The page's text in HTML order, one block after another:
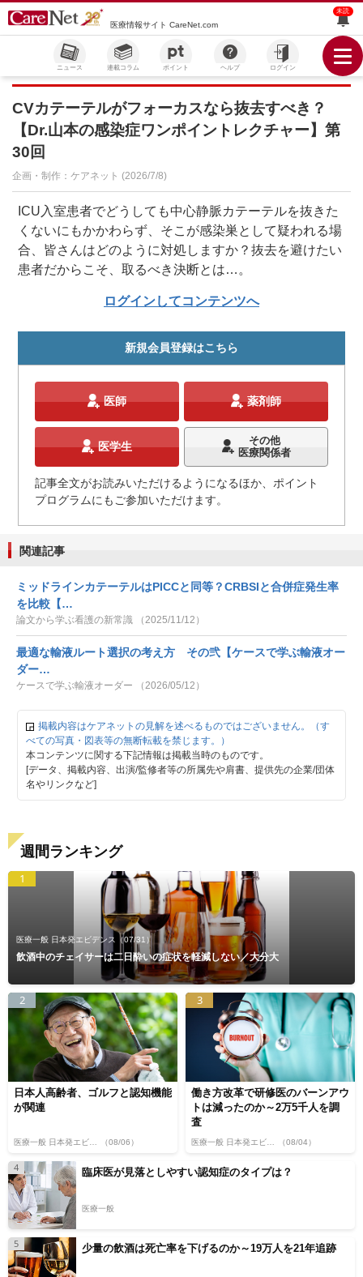
医療情報サイト CareNet.com
未読
ニュース 連載コラム ポイント ヘルプ ログイン
CVカテーテルがフォーカスなら抜去すべき？
【Dr.山本の感染症ワンポイントレクチャー】第
30回
企画・制作：ケアネット (2026/7/8)
ICU入室患者でどうしても中心静脈カテーテルを抜きた
くないにもかかわらず、そこが感染巣として疑われる場
合、皆さんはどのように対処しますか？抜去を避けたい
患者だからこそ、取るべき決断とは…。
ログインしてコンテンツへ
新規会員登録はこちら
医師 薬剤師
医学生
その他
医療関係者
記事全文がお読みいただけるようになるほか、ポイント
プログラムにもご参加いただけます。
関連記事
ミッドラインカテーテルはPICCと同等？CRBSIと合併症発生率
を比較【…
論文から学ぶ看護の新常識 （2025/11/12）
最適な輸液ルート選択の考え方 その弐【ケースで学ぶ輸液オー
ダー…
ケースで学ぶ輸液オーダー （2026/05/12）
掲載内容はケアネットの見解を述べるものではございません。（す
べての写真・図表等の無断転載を禁じます。）
本コンテンツに関する下記情報は掲載当時のものです。
[データ、掲載内容、出演/監修者等の所属先や肩書、提供先の企業/団体
名やリンクなど]
週間ランキング
1
医療一般 日本発エビデンス （07/31）
飲酒中のチェイサーは二日酔いの症状を軽減しない／大分大
2
日本人高齢者、ゴルフと認知機能
が関連
（08/06）
3
働き方改革で研修医のバーンアウ
トは減ったのか～2万5千人を調
査
（08/04）
4 臨床医が見落としやすい認知症のタイプは？
医療一般
5 少量の飲酒は死亡率を下げるのか～19万人を21年追跡